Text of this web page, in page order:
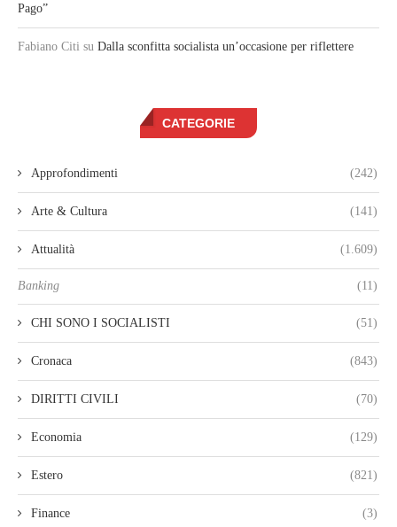
Pago”
Fabiano Citi su Dalla sconfitta socialista un’occasione per riflettere
CATEGORIE
Approfondimenti (242)
Arte & Cultura (141)
Attualità (1.609)
Banking (11)
CHI SONO I SOCIALISTI (51)
Cronaca (843)
DIRITTI CIVILI (70)
Economia (129)
Estero (821)
Finance (3)